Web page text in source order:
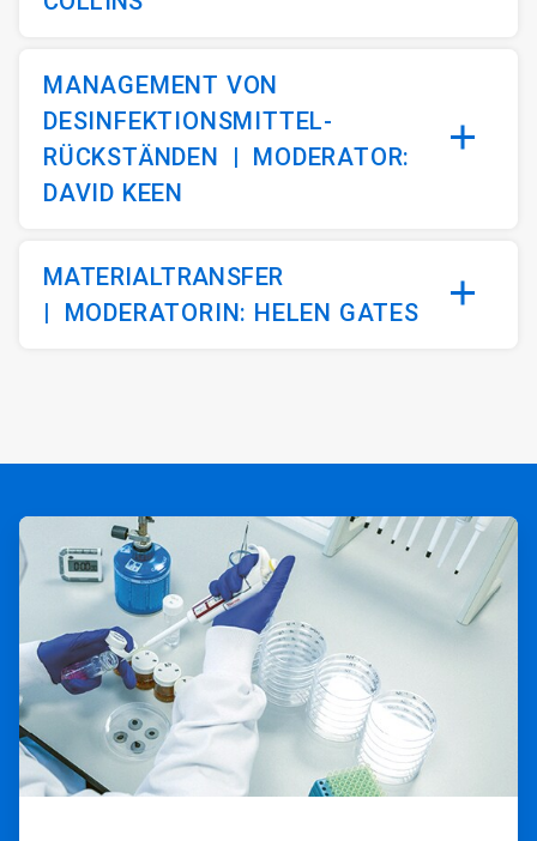
MANAGEMENT VON
DESINFEKTIONSMITTEL-
RÜCKSTÄNDEN | MODERATOR:
DAVID KEEN
MATERIALTRANSFER
|
MODERATORIN: HELEN GATES
ArticleTile
1
von